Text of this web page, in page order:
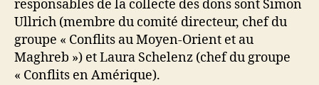
responsables de la collecte des dons sont Simon
Ullrich (membre du comité directeur, chef du
groupe « Conflits au Moyen-Orient et au
Maghreb ») et Laura Schelenz (chef du groupe
« Conflits en Amérique).